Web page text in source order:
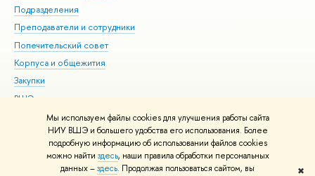
Мы используем файлы cookies для улучшения работы сайта
НИУ ВШЭ и большего удобства его использования. Более
подробную информацию об использовании файлов cookies
можно найти здесь, наши правила обработки персональных
данных –здесь. Продолжая пользоваться сайтом, вы
✖
Подразделения
Преподаватели и сотрудники
Попечительский совет
Корпуса и общежития
Закупки
ВШЭ для студентов с ограниченными возможностями
здоровья и инвалидностью
Версия для слабовидящих
Единая платежная страница